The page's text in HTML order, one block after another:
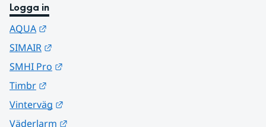
Logga in
AQUA
SIMAIR
SMHI Pro
Timbr
Vinterväg
Väderlarm